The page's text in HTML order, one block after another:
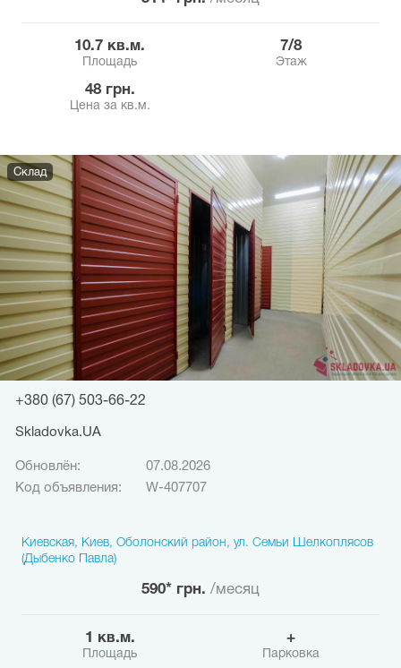
10.7 кв.м.
Площадь
7/8
Этаж
48 грн.
Цена за кв.м.
+380 (67) 503-66-22
Skladovka.UA
Обновлён:
07.08.2026
Код объявления:
W-407707
Склад
Киевская, Киев, Оболонский район, ул. Семьи Шелкоплясов
(Дыбенко Павла)
590* грн. /месяц
1 кв.м.
Площадь
+
Парковка